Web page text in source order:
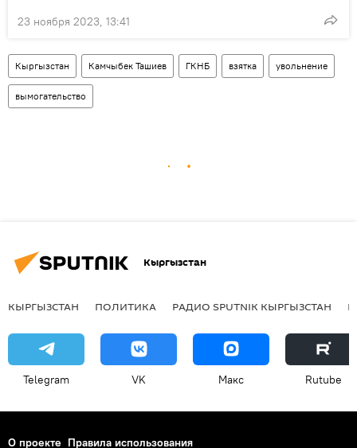
23 ноября 2023, 13:41
Кыргызстан Камчыбек Ташиев ГКНБ взятка увольнение
вымогательство
Кыргызстан
КЫРГЫЗСТАН ПОЛИТИКА РАДИО SPUTNIK КЫРГЫЗСТАН
Telegram VK Макс Rutube
О проекте Правила использования